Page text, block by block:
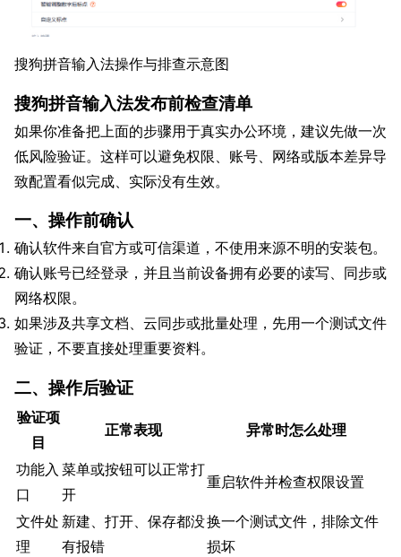
搜狗拼音输入法操作与排查示意图
搜狗拼音输入法发布前检查清单
如果你准备把上面的步骤用于真实办公环境，建议先做一次
低风险验证。这样可以避免权限、账号、网络或版本差异导
致配置看似完成、实际没有生效。
一、操作前确认
确认软件来自官方或可信渠道，不使用来源不明的安装包。
确认账号已经登录，并且当前设备拥有必要的读写、同步或
网络权限。
如果涉及共享文档、云同步或批量处理，先用一个测试文件
验证，不要直接处理重要资料。
二、操作后验证
验证项
目
正常表现 异常时怎么处理
功能入
口
菜单或按钮可以正常打
开
重启软件并检查权限设置
文件处
理
新建、打开、保存都没
有报错
换一个测试文件，排除文件
损坏